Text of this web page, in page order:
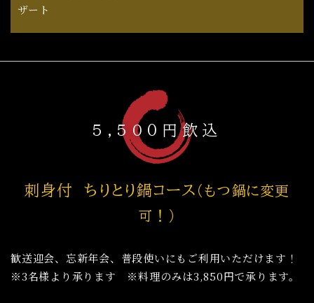
ザート
5,50０円飲込
刺身付 ちりとり鍋コース （もつ鍋に変更
可！）
歓送迎会、忘新年会、普段使いにもご利用いただけます！
※3名様より承ります ※料理のみは3,850円で承ります。